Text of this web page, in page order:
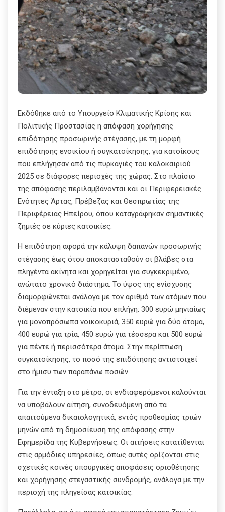
Εκδόθηκε από το Υπουργείο Κλιματικής Κρίσης και
Πολιτικής Προστασίας η απόφαση χορήγησης
επιδότησης προσωρινής στέγασης, με τη μορφή
επιδότησης ενοικίου ή συγκατοίκησης, για κατοίκους
που επλήγησαν από τις πυρκαγιές του καλοκαιριού
2025 σε διάφορες περιοχές της χώρας. Στο πλαίσιο
της απόφασης περιλαμβάνονται και οι Περιφερειακές
Ενότητες Άρτας, Πρέβεζας και Θεσπρωτίας της
Περιφέρειας Ηπείρου, όπου καταγράφηκαν σημαντικές
ζημιές σε κύριες κατοικίες.
Η επιδότηση αφορά την κάλυψη δαπανών προσωρινής
στέγασης έως ότου αποκατασταθούν οι βλάβες στα
πληγέντα ακίνητα και χορηγείται για συγκεκριμένο,
ανώτατο χρονικό διάστημα. Το ύψος της ενίσχυσης
διαμορφώνεται ανάλογα με τον αριθμό των ατόμων που
διέμεναν στην κατοικία που επλήγη: 300 ευρώ μηνιαίως
για μονοπρόσωπα νοικοκυριά, 350 ευρώ για δύο άτομα,
400 ευρώ για τρία, 450 ευρώ για τέσσερα και 500 ευρώ
για πέντε ή περισσότερα άτομα. Στην περίπτωση
συγκατοίκησης, το ποσό της επιδότησης αντιστοιχεί
στο ήμισυ των παραπάνω ποσών.
Για την ένταξη στο μέτρο, οι ενδιαφερόμενοι καλούνται
να υποβάλουν αίτηση, συνοδευόμενη από τα
απαιτούμενα δικαιολογητικά, εντός προθεσμίας τριών
μηνών από τη δημοσίευση της απόφασης στην
Εφημερίδα της Κυβερνήσεως. Οι αιτήσεις κατατίθενται
στις αρμόδιες υπηρεσίες, όπως αυτές ορίζονται στις
σχετικές κοινές υπουργικές αποφάσεις οριοθέτησης
και χορήγησης στεγαστικής συνδρομής, ανάλογα με την
περιοχή της πληγείσας κατοικίας.